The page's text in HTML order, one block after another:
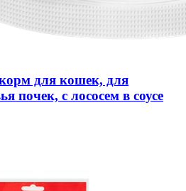
для кошек, для
почек, с лососем в соусе